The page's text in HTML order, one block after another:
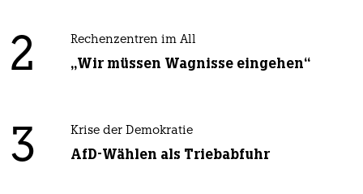
2 Rechenzentren im All
„Wir müssen Wagnisse eingehen“
3 Krise der Demokratie
AfD-Wählen als Triebabfuhr